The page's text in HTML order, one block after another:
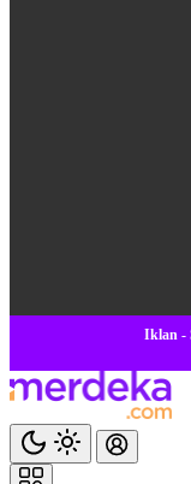
Iklan -